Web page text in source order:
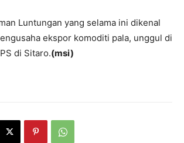
Luntungan yang selama ini dikenal
ekspor komoditi pala, unggul di
di Sitaro.(msi)